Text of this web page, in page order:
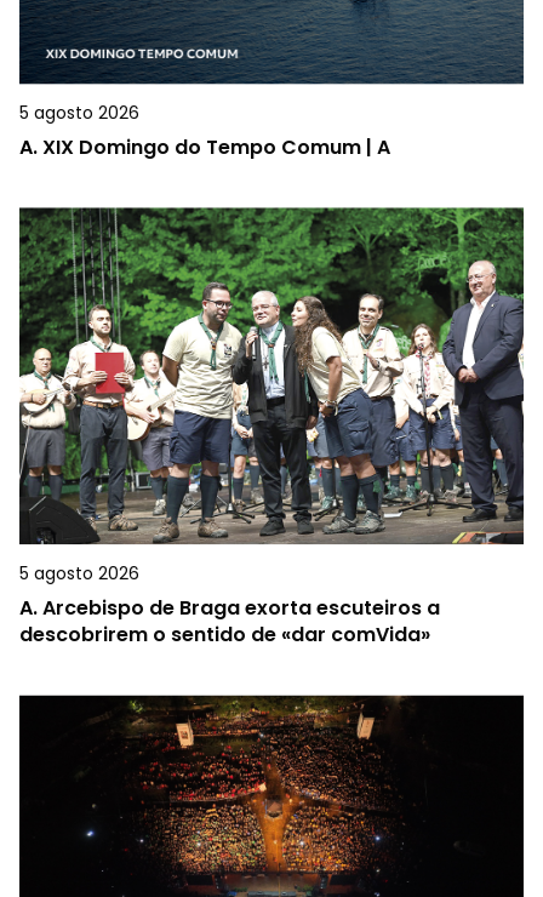
5 agosto 2026
A.XIX Domingo do Tempo Comum | A
5 agosto 2026
A.Arcebispo de Braga exorta escuteiros a
descobrirem o sentido de «dar comVida»